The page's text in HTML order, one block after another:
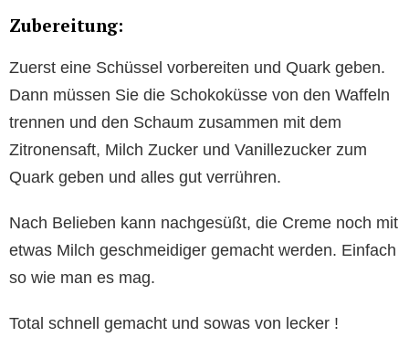
Zubereitung:
Zuerst eine Schüssel vorbereiten und Quark geben.
Dann müssen Sie die Schokoküsse von den Waffeln
trennen und den Schaum zusammen mit dem
Zitronensaft, Milch Zucker und Vanillezucker zum
Quark geben und alles gut verrühren.
Nach Belieben kann nachgesüßt, die Creme noch mit
etwas Milch geschmeidiger gemacht werden. Einfach
so wie man es mag.
Total schnell gemacht und sowas von lecker !